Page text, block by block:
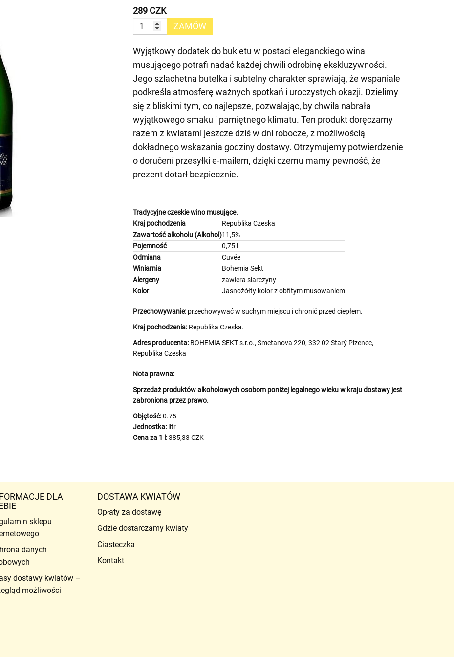
289 CZK
ZAMÓW
Wyjątkowy dodatek do bukietu w postaci eleganckiego wina
musującego potrafi nadać każdej chwili odrobinę ekskluzywności.
Jego szlachetna butelka i subtelny charakter sprawiają, że wspaniale
podkreśla atmosferę ważnych spotkań i uroczystych okazji. Dzielimy
się z bliskimi tym, co najlepsze, pozwalając, by chwila nabrała
wyjątkowego smaku i pamiętnego klimatu. Ten produkt doręczamy
razem z kwiatami jeszcze dziś w dni robocze, z możliwością
dokładnego wskazania godziny dostawy. Otrzymujemy potwierdzenie
o doručení przesyłki e-mailem, dzięki czemu mamy pewność, że
prezent dotarł bezpiecznie.
Tradycyjne czeskie wino musujące.
Kraj pochodzenia
Republika Czeska
Zawartość alkoholu (Alkohol)11,5%
Pojemność
0,75 l
Odmiana
Cuvée
Winiarnia
Bohemia Sekt
Alergeny
zawiera siarczyny
Kolor
Jasnożółty kolor z obfitym musowaniem
Przechowywanie: przechowywać w suchym miejscu i chronić przed ciepłem.
Kraj pochodzenia: Republika Czeska.
Adres producenta: BOHEMIA SEKT s.r.o., Smetanova 220, 332 02 Starý Plzenec,
Republika Czeska
Nota prawna:
Sprzedaż produktów alkoholowych osobom poniżej legalnego wieku w kraju dostawy jest
zabroniona przez prawo.
Objętość:0.75
Jednostka: litr
Cena za 1 l:385,33 CZK
DLA
sklepu
danych
dostawy kwiatów –
możliwości
DOSTAWA KWIATÓW
Opłaty za dostawę
Gdzie dostarczamy kwiaty
Ciasteczka
Kontakt